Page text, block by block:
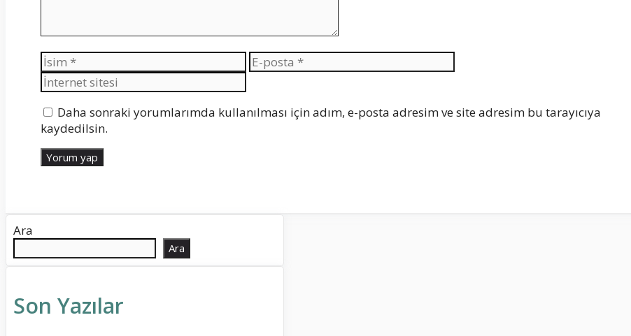
İsim
E-
posta
sitesi
Daha sonraki yorumlarımda kullanılması için adım, e-posta adresim ve site adresim bu tarayıcıya
kaydedilsin.
Ara
Ara
Son Yazılar